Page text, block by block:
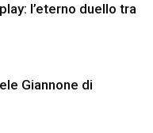
l’eterno duello tra
Giannone di